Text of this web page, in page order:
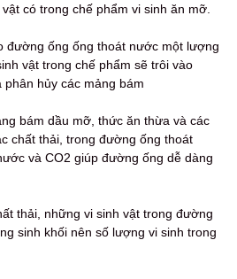
có trong chế phẩm vi sinh ăn mỡ.
đường ống ống thoát nước một lượng
vật trong chế phẩm sẽ trôi vào
hủy các mảng bám
bám dầu mỡ, thức ăn thừa và các
chất thải, trong đường ống thoát
và CO2 giúp đường ống dễ dàng
thải, những vi sinh vật trong đường
sinh khối nên số lượng vi sinh trong